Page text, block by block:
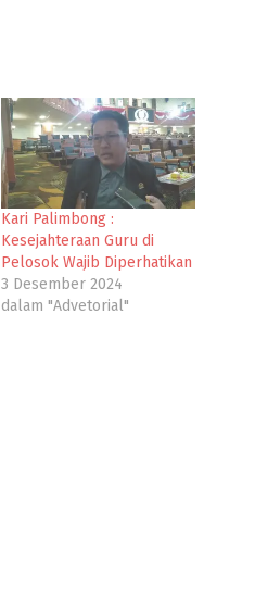
Kari Palimbong :
Kesejahteraan Guru di
Pelosok Wajib Diperhatikan
3 Desember 2024
dalam "Advetorial"